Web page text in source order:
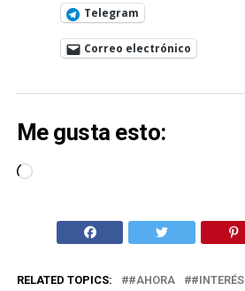
Telegram
Correo electrónico
Me gusta esto:
Cargando...
RELATED TOPICS: #AHORA #INTERÉS